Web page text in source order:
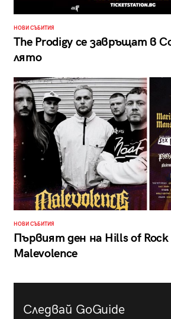
НОВИ СЪБИТИЯ
The Prodigy се завръщат в
лято
НОВИ СЪБИТИЯ
Първият ден на Hills of Rock
Malevolence
Следвай GoGuide